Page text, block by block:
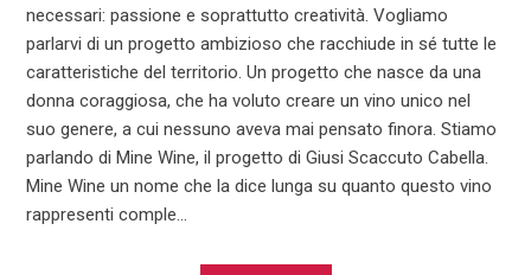
necessari: passione e soprattutto creatività. Vogliamo
parlarvi di un progetto ambizioso che racchiude in sé tutte le
caratteristiche del territorio. Un progetto che nasce da una
donna coraggiosa, che ha voluto creare un vino unico nel
suo genere, a cui nessuno aveva mai pensato finora. Stiamo
parlando di Mine Wine, il progetto di Giusi Scaccuto Cabella.
Mine Wine un nome che la dice lunga su quanto questo vino
rappresenti comple...